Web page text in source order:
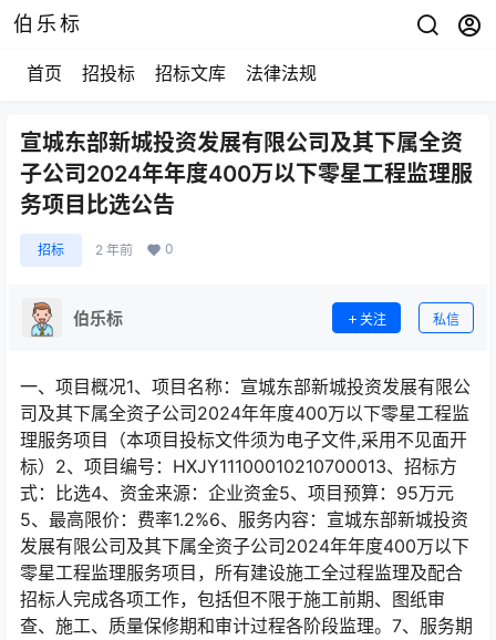
伯乐标
首页 招投标 招标文库 法律法规
宣城东部新城投资发展有限公司及其下属全资
子公司2024年年度400万以下零星工程监理服
务项目比选公告
招标 2 年前 0
伯乐标 关注 私信
一、项目概况1、项目名称：宣城东部新城投资发展有限公
司及其下属全资子公司2024年年度400万以下零星工程监
理服务项目（本项目投标文件须为电子文件,采用不见面开
标）2、项目编号：HXJY11100010210700013、招标方
式：比选4、资金来源：企业资金5、项目预算：95万元
5、最高限价：费率1.2%6、服务内容：宣城东部新城投资
发展有限公司及其下属全资子公司2024年年度400万以下
零星工程监理服务项目，所有建设施工全过程监理及配合
招标人完成各项工作，包括但不限于施工前期、图纸审
查、施工、质量保修期和审计过程各阶段监理。7、服务期